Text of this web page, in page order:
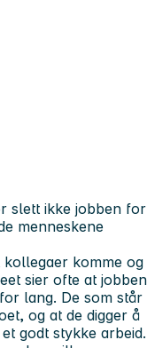
slett ikke jobben for
menneskene
komme og
sier ofte at jobben
lang. De som står
og at de digger å
godt stykke arbeid.